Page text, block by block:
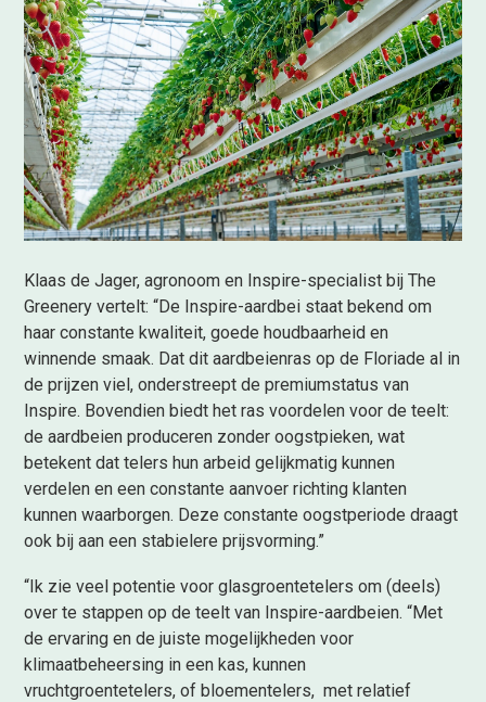
Klaas de Jager, agronoom en Inspire-specialist bij The
Greenery vertelt: “De Inspire-aardbei staat bekend om
haar constante kwaliteit, goede houdbaarheid en
winnende smaak. Dat dit aardbeienras op de Floriade al in
de prijzen viel, onderstreept de premiumstatus van
Inspire. Bovendien biedt het ras voordelen voor de teelt:
de aardbeien produceren zonder oogstpieken, wat
betekent dat telers hun arbeid gelijkmatig kunnen
verdelen en een constante aanvoer richting klanten
kunnen waarborgen. Deze constante oogstperiode draagt
ook bij aan een stabielere prijsvorming.”
“Ik zie veel potentie voor glasgroentetelers om (deels)
over te stappen op de teelt van Inspire-aardbeien. “Met
de ervaring en de juiste mogelijkheden voor
klimaatbeheersing in een kas, kunnen
vruchtgroentetelers, of bloementelers, met relatief